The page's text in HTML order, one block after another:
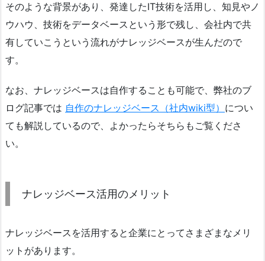
そのような背景があり、発達したIT技術を活用し、知見やノ
ウハウ、技術をデータベースという形で残し、会社内で共
有していこうという流れがナレッジベースが生んだので
す。
なお、ナレッジベースは自作することも可能で、弊社のブ
ログ記事では 自作のナレッジベース（社内wiki型） につい
ても解説しているので、よかったらそちらもご覧くださ
い。
ナレッジベース活用のメリット
ナレッジベースを活用すると企業にとってさまざまなメリ
ットがあります。